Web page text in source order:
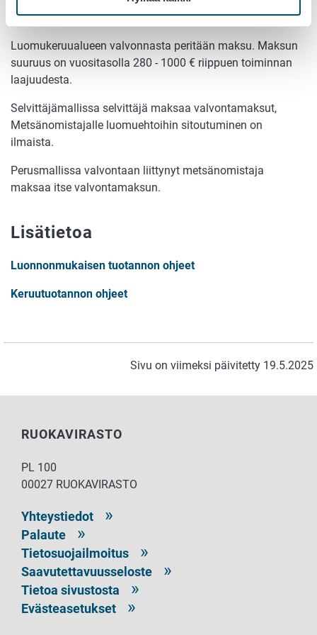
maksut
Luomukeruualueen valvonnasta peritään maksu. Maksun
suuruus on vuositasolla 280 - 1000 € riippuen toiminnan
laajuudesta.
Selvittäjämallissa selvittäjä maksaa valvontamaksut,
Metsänomistajalle luomuehtoihin sitoutuminen on
ilmaista.
Perusmallissa valvontaan liittynyt metsänomistaja
maksaa itse valvontamaksun.
Lisätietoa
Luonnonmukaisen tuotannon ohjeet
Keruutuotannon ohjeet
Sivu on viimeksi päivitetty 19.5.2025
RUOKAVIRASTO
PL 100
00027 RUOKAVIRASTO
Yhteystiedot
Palaute
Tietosuojailmoitus
Saavutettavuusseloste
Tietoa sivustosta
Evästeasetukset